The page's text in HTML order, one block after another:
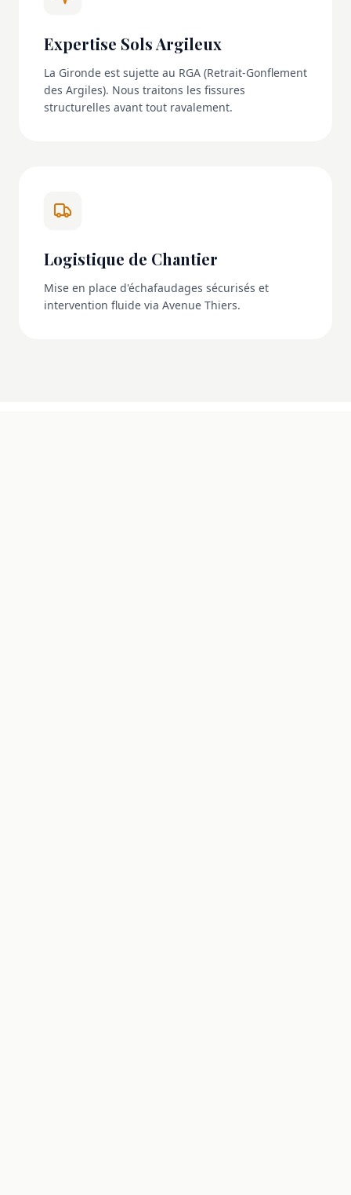
Expertise Sols Argileux
La Gironde est sujette au RGA (Retrait-Gonflement
des Argiles). Nous traitons les fissures
structurelles avant tout ravalement.
Logistique de Chantier
Mise en place d'échafaudages sécurisés et
intervention fluide via Avenue Thiers.